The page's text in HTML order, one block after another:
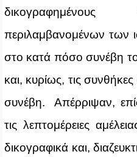
περιλαμβανομένων των
στο κατά πόσο συνέβη
και, κυρίως, τις
συνέβη. Απέρριψαν,
τις λεπτομέρειες
δικογραφικά και,